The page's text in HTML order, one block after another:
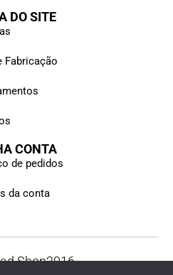
DO SITE
Fabricação
CONTA
de pedidos
da conta
Shop2016